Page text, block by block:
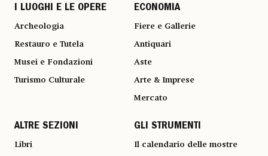
I LUOGHI E LE OPERE
Archeologia
Restauro e Tutela
Musei e Fondazioni
Turismo Culturale
ECONOMIA
Fiere e Gallerie
Antiquari
Aste
Arte & Imprese
Mercato
ALTRE SEZIONI
Libri
GLI STRUMENTI
Il calendario delle mostre